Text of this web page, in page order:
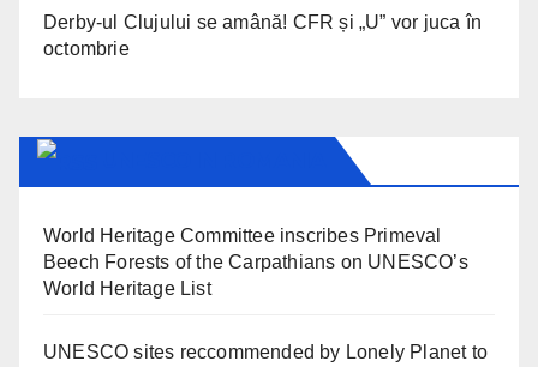
Derby-ul Clujului se amână! CFR și „U” vor juca în
octombrie
World Heritage Committee inscribes Primeval
Beech Forests of the Carpathians on UNESCO’s
World Heritage List
UNESCO sites reccommended by Lonely Planet to